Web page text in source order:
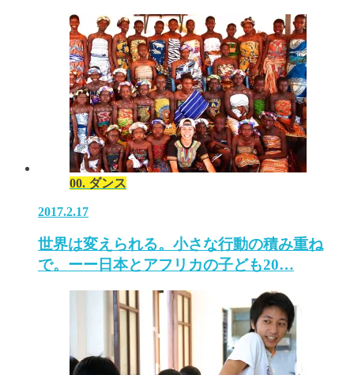
00. ダンス
2017.2.17
世界は変えられる。小さな行動の積み重ね
で。ーー日本とアフリカの子ども20…